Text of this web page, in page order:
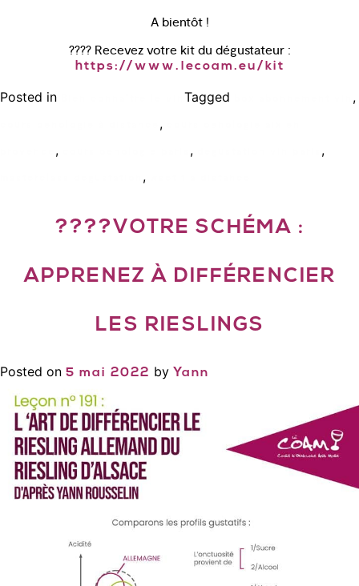
A bientôt !
???? Recevez votre kit du dégustateur :
https://www.lecoam.eu/kit
Posted in Tagged ,
,
, , ,
,
????VOTRE SCHÉMA :
APPRENEZ À DIFFÉRENCIER
LES RIESLINGS
Posted on 5 mai 2022 by Yann